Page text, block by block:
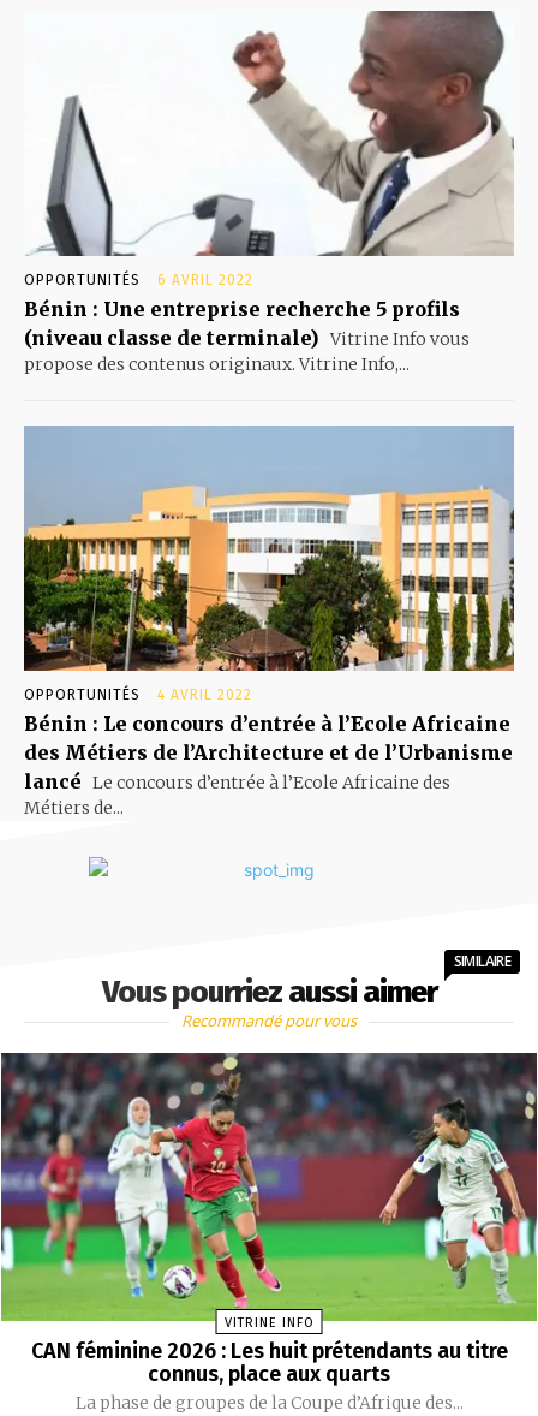
OPPORTUNITÉS 6 AVRIL 2022
Bénin : Une entreprise recherche 5 profils
(niveau classe de terminale) Vitrine Info vous
propose des contenus originaux. Vitrine Info,...
OPPORTUNITÉS 4 AVRIL 2022
Bénin : Le concours d’entrée à l’Ecole Africaine
des Métiers de l’Architecture et de l’Urbanisme
lancé Le concours d’entrée à l’Ecole Africaine des
Métiers de...
Vous pourriez aussi aimer
SIMILAIRE
Recommandé pour vous
VITRINE INFO
CAN féminine 2026 : Les huit prétendants au titre
connus, place aux quarts
La phase de groupes de la Coupe d’Afrique des...